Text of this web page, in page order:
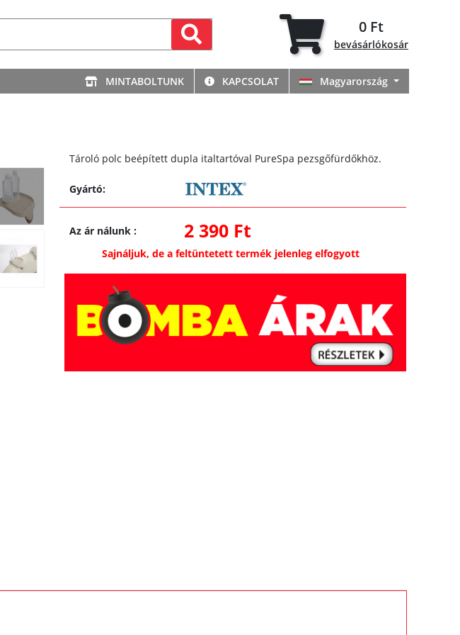
0 Ft
bevásárlókosár
MINTABOLTUNK KAPCSOLAT Magyarország
Tároló polc beépített dupla italtartóval PureSpa pezsgőfürdőkhöz.
Gyártó:
Az ár nálunk: 2 390 Ft
Sajnáljuk, de a feltüntetett termék jelenleg elfogyott